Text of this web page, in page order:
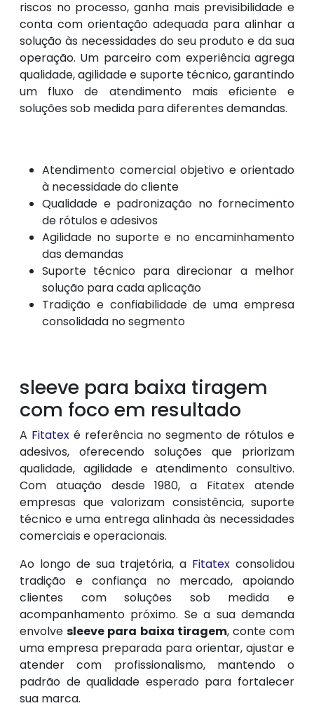
riscos no processo, ganha mais previsibilidade e
conta com orientação adequada para alinhar a
solução às necessidades do seu produto e da sua
operação. Um parceiro com experiência agrega
qualidade, agilidade e suporte técnico, garantindo
um fluxo de atendimento mais eficiente e
soluções sob medida para diferentes demandas.
Atendimento comercial objetivo e orientado
à necessidade do cliente
Qualidade e padronização no fornecimento
de rótulos e adesivos
Agilidade no suporte e no encaminhamento
das demandas
Suporte técnico para direcionar a melhor
solução para cada aplicação
Tradição e confiabilidade de uma empresa
consolidada no segmento
sleeve para baixa tiragem
com foco em resultado
A Fitatex é referência no segmento de rótulos e
adesivos, oferecendo soluções que priorizam
qualidade, agilidade e atendimento consultivo.
Com atuação desde 1980, a Fitatex atende
empresas que valorizam consistência, suporte
técnico e uma entrega alinhada às necessidades
comerciais e operacionais.
Ao longo de sua trajetória, a Fitatex consolidou
tradição e confiança no mercado, apoiando
clientes com soluções sob medida e
acompanhamento próximo. Se a sua demanda
envolvesleeve para baixa tiragem, conte com
uma empresa preparada para orientar, ajustar e
atender com profissionalismo, mantendo o
padrão de qualidade esperado para fortalecer
sua marca.